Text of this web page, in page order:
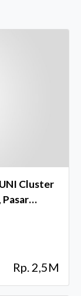
Cluster
Pasar
Rp. 2,5M